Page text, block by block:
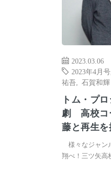
2023.03.06
2023年4月号
祐吾
石賀和輝
トム・プ
劇 高校コ
藤と再生を
様々なジャン
翔べ！三ツ矢高